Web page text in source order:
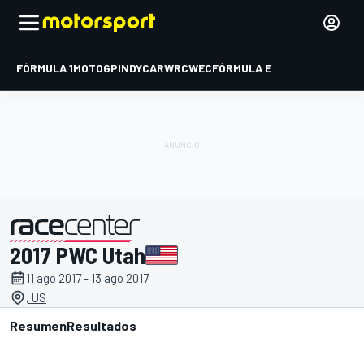
FÓRMULA 1MOTOGPINDYCARWRCWECFÓRMULA E
presentado por
2017 PWC Utah
11 ago 2017 - 13 ago 2017
, US
ResumenResultados